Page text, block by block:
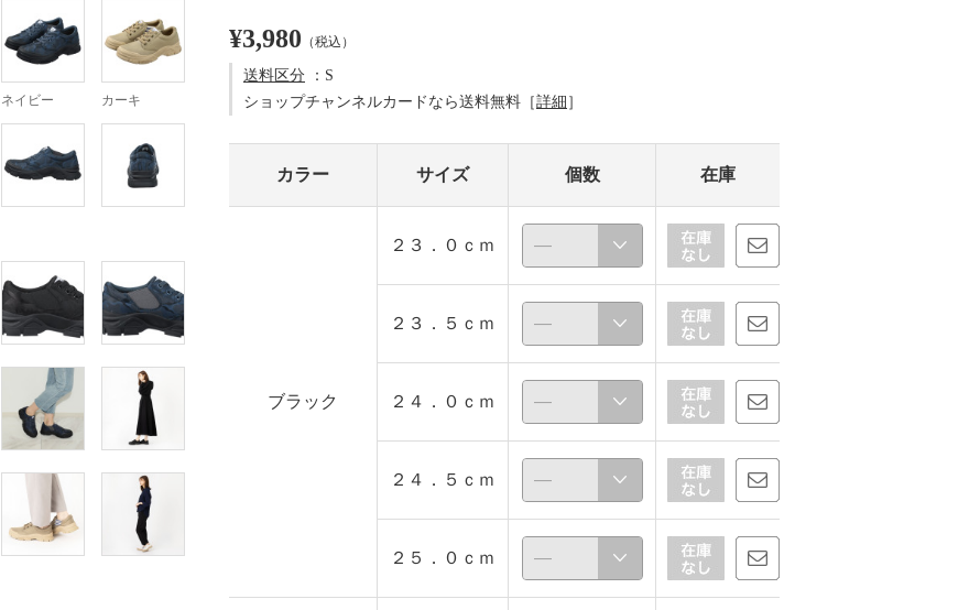
ネイビー カーキ
¥3,980 （税込）
送料区分 ：S
ショップチャンネルカードなら送料無料［詳細 ］
カラー サイズ 個数 在庫
ブラック
２３．０ｃｍ
２３．５ｃｍ
２４．０ｃｍ
２４．５ｃｍ
２５．０ｃｍ